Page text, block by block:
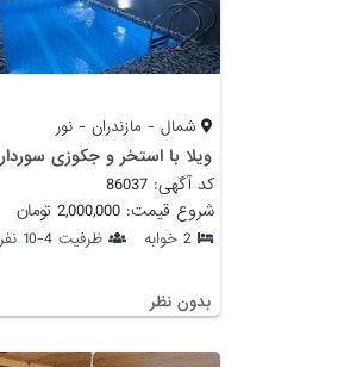
شمال - مازندران - نور
ویلا با استخر و جکوزی سوردار
کد آگهی: 86037
شروع قیمت: 2,000,000 تومان
2 خوابه ظرفیت 4-10 نفر
بدون نظر